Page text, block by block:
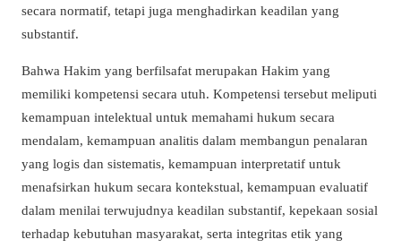
secara normatif, tetapi juga menghadirkan keadilan yang
substantif.
Bahwa Hakim yang berfilsafat merupakan Hakim yang
memiliki kompetensi secara utuh. Kompetensi tersebut meliputi
kemampuan intelektual untuk memahami hukum secara
mendalam, kemampuan analitis dalam membangun penalaran
yang logis dan sistematis, kemampuan interpretatif untuk
menafsirkan hukum secara kontekstual, kemampuan evaluatif
dalam menilai terwujudnya keadilan substantif, kepekaan sosial
terhadap kebutuhan masyarakat, serta integritas etik yang